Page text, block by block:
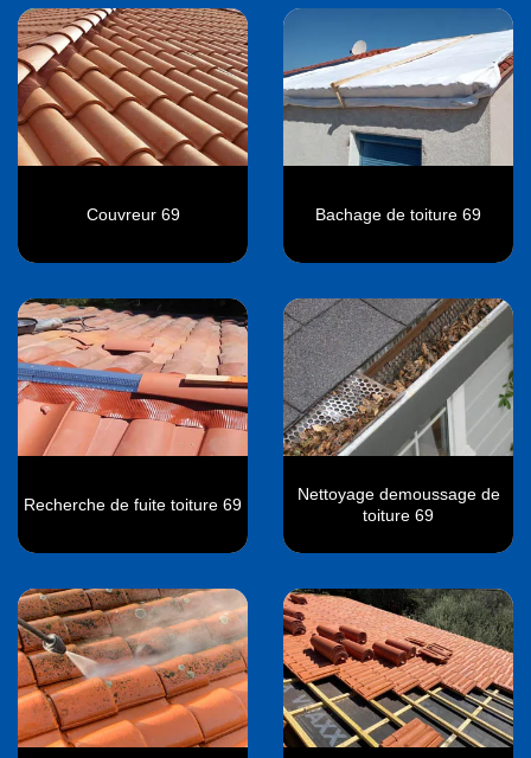
Couvreur 69 Bachage de toiture 69
Recherche de fuite toiture 69
Nettoyage demoussage de
toiture 69